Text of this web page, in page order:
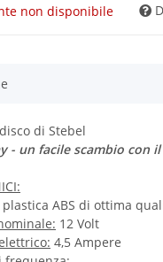
non disponibile
di Stebel
- un facile scambio con
plastica ABS di ottima
12 Volt
4,5 Ampere